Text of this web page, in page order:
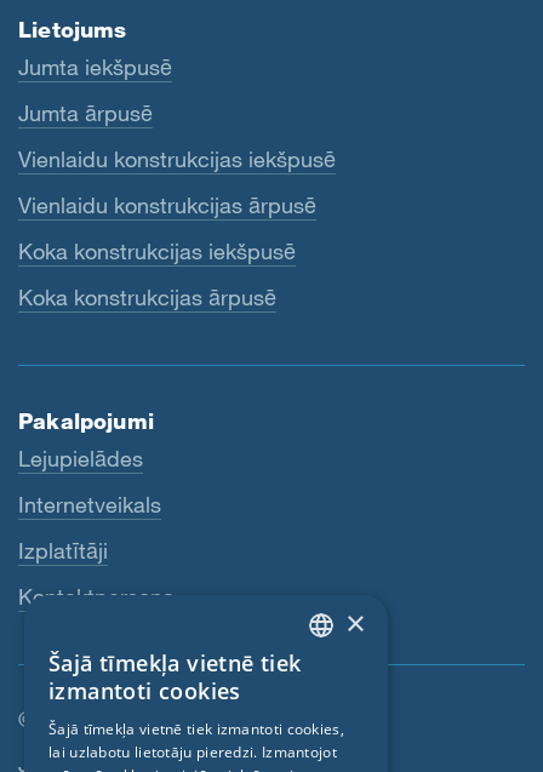
Lietojums
Jumta iekšpusē
Jumta ārpusē
Vienlaidu konstrukcijas iekšpusē
Vienlaidu konstrukcijas ārpusē
Koka konstrukcijas iekšpusē
Koka konstrukcijas ārpusē
Pakalpojumi
Lejupielādes
Internetveikals
Izplatītāji
Kontaktpersona
© SIGA 2026
Kājenes navigācija
Jobs
ENGLISH
FRENCH
×
Šajā tīmekļa vietnē tiek
izmantoti cookies
Šajā tīmekļa vietnē tiek izmantoti cookies,
lai uzlabotu lietotāju pieredzi. Izmantojot